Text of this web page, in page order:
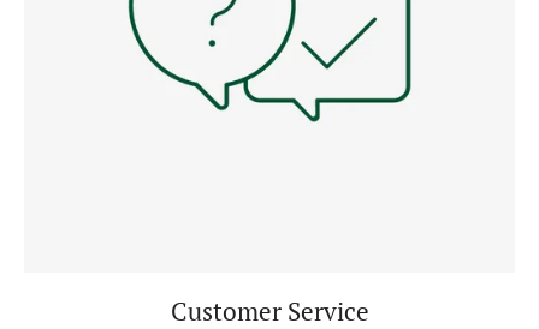
Customer Service